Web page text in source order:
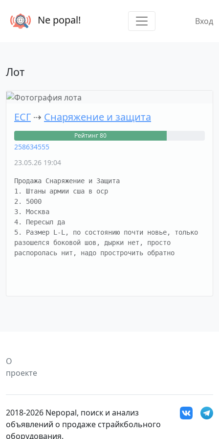
Ne popal! Вход
Лот
ЕСГ ⇢ Снаряжение и защита
Рейтинг 80
258634555
23.05.26 19:04
Продажа Снаряжение и Защита
1. Штаны армии сша в ocp
2. 5000
3. Москва
4. Пересыл да
5. Размер L-L, по состоянию почти новье, только
разошелся боковой шов, дырки нет, просто
распоролась нит, надо прострочить обратно
О
проекте
2018-2026 Nepopal, поиск и анализ
объявлений о продаже страйкбольного
оборудования.